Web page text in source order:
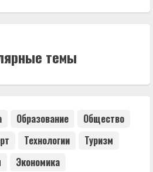
темы
Образование
Общество
Технологии
Туризм
Экономика